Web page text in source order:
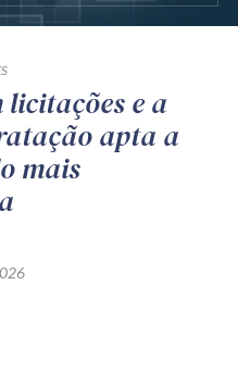
licitações e a
apta a
mais